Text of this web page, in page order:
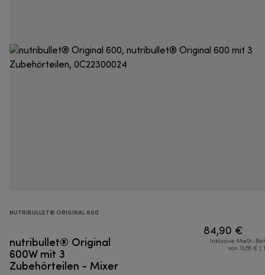
NUTRIBULLET® ORIGINAL 600
nutribullet® Original
600W mit 3
Zubehörteilen - Mixer
84,90 €
Inklusive MwSt.-
von 13,56 € (